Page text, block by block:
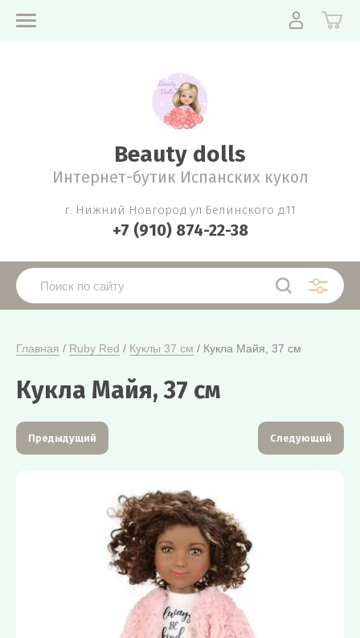
Beauty dolls
Интернет-бутик Испанских кукол
г. Нижний Новгород ул.Белинского д.11
+7 (910) 874-22-38
Главная / Ruby Red / Куклы 37 см / Кукла Майя, 37 см
Кукла Майя, 37 см
Предыдущий Следующий